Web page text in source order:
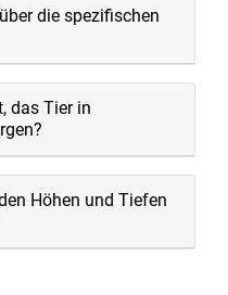
die spezifischen
das Tier in
Höhen und Tiefen